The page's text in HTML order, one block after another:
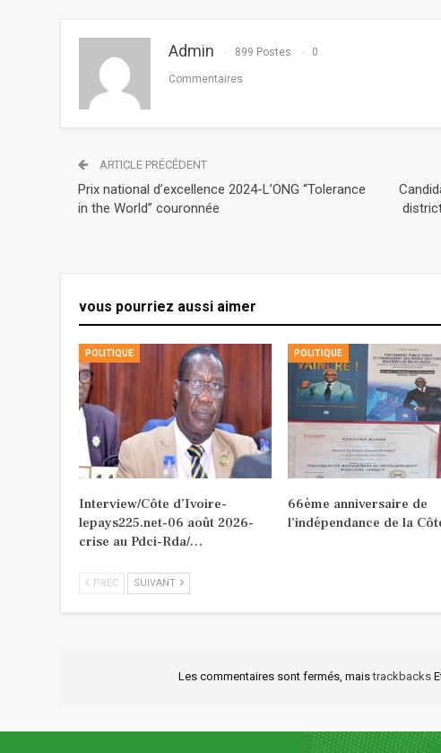
Admin 899 Postes 0
Commentaires
ARTICLE PRÉCÉDENT
Prix national d’excellence 2024-L’ONG “Tolerance
in the World’’ couronnée
vous pourriez aussi aimer
POLITIQUE
Interview/Côte d’Ivoire-
lepays225.net-06 août 2026-
crise au Pdci-Rda/…
POLITIQUE
66ème anniversaire de
l’indépendance de la
PREC SUIVANT
Les commentaires sont fermés, maistrackbacks